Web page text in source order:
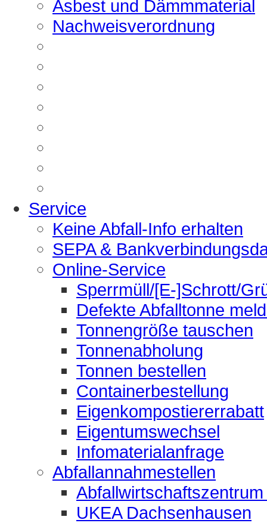
Asbest und Dämmmaterial
Nachweisverordnung
Service
Keine Abfall-Info erhalten
SEPA &
Online-Service
Sperrmüll/[E-]Schrott/
Defekte Abfalltonne
Tonnengröße tauschen
Tonnenabholung
Tonnen bestellen
Containerbestellung
Eigenkompostiererrabatt
Eigentumswechsel
Infomaterialanfrage
Abfallannahmestellen
UKEA Dachsenhausen